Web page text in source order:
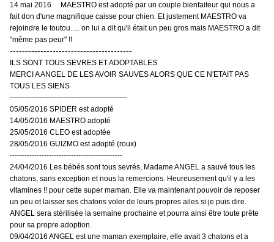
14 mai 2016 MAESTRO est adopté par un couple bienfaiteur qui nous a
fait don d'une magnifique caisse pour chien. Et justement MAESTRO va
rejoindre le toutou..... on lui a dit qu'il était un peu gros mais MAESTRO a dit
"même pas peur" !!
----------------------------------------
ILS SONT TOUS SEVRES ET ADOPTABLES
MERCI A ANGEL DE LES AVOIR SAUVES ALORS QUE CE N'ETAIT PAS
TOUS LES SIENS
------------------------------------------------
05/05/2016 SPIDER est adopté
14/05/2016 MAESTRO adopté
25/05/2016 CLEO est adoptée
28/05/2016 GUIZMO est adopté (roux)
----------------------------------------------
24/04/2016 Les bébés sont tous sevrés, Madame ANGEL a sauvé tous les
chatons, sans exception et nous la remercions. Heureusement qu'il y a les
vitamines !! pour cette super maman. Elle va maintenant pouvoir de reposer
un peu et laisser ses chatons voler de leurs propres ailes si je puis dire.
ANGEL sera stérilisée la semaine prochaine et pourra ainsi être toute prête
pour sa propre adoption.
09/04/2016 ANGEL est une maman exemplaire, elle avait 3 chatons et a